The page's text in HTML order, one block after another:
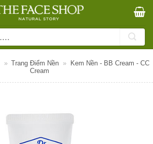
» Trang Điểm Nền »
Kem Nền - BB Cream - CC
Cream